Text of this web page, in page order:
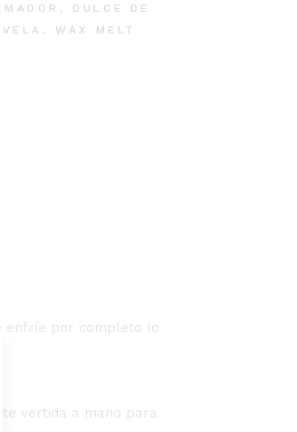
, DULCE DE
VELA , WAX MELT
enfríe por completo lo
vertida a mano para